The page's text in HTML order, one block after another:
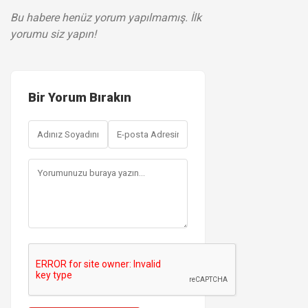
Bu habere henüz yorum yapılmamış. İlk
yorumu siz yapın!
Bir Yorum Bırakın